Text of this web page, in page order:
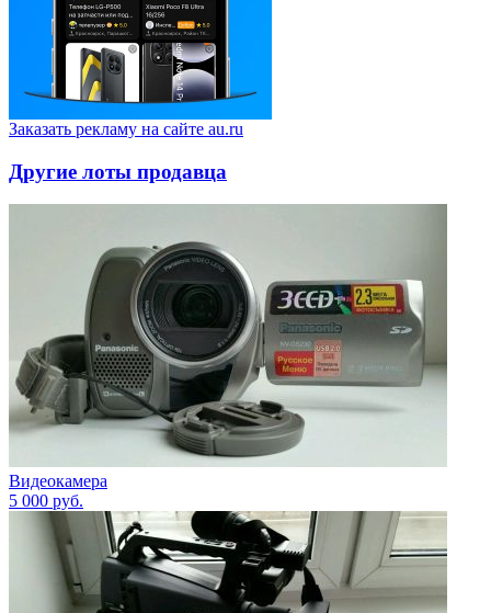
Заказать рекламу на сайте au.ru
Другие лоты продавца
Видеокамера
5 000 руб.